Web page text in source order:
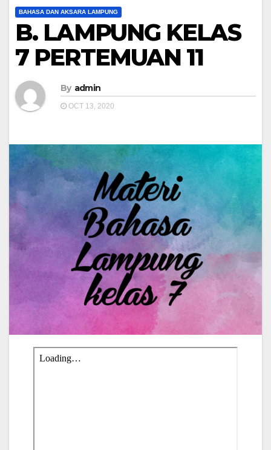
BAHASA DAN AKSARA LAMPUNG
B. LAMPUNG KELAS
7 PERTEMUAN 11
By admin
OCT 13, 2020